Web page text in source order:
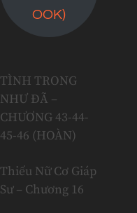
OOK)
TÌNH TRONG
NHƯ ĐÃ –
CHƯƠNG 43-44-
45-46 (HOÀN)
Thiếu Nữ Cơ Giáp
Sư – Chương 16